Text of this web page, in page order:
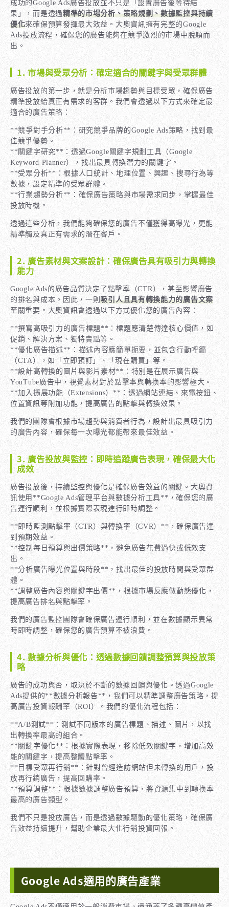
成功的Google Ads廣告投放並不只是「設置廣告後等待結
果」，而是透過精準的市場分析、策略規劃、數據監控與持續
優化來確保預算發揮最大效益。大奧資訊擁有完整的Google
Ads投放流程，確保您的廣告能夠在競爭激烈的市場中脫穎而
出。
1. 市場與受眾分析：確定適合的關鍵字與受眾群體
廣告投放的第一步，就是分析市場趨勢與目標受眾，確保廣告
精準投放給真正有需求的客群。我們會透過以下方式來確定最
適合的廣告策略：
**競爭對手分析**：研究競爭品牌的Google Ads策略，找到最
佳競爭優勢。
**關鍵字研究**：透過Google關鍵字規劃工具（Google
Keyword Planner），找出最具轉換潛力的關鍵字。
**受眾分析**：根據人口統計、地理位置、興趣、搜尋行為等
數據，設定精準的受眾群體。
**行業趨勢分析**：確保廣告策略與市場需求同步，掌握最佳
投放時機。
透過這些分析，我們能夠確保您的廣告不僅獲得高曝光，更能
精準觸及真正有需求的潛在客戶。
2. 廣告素材與文案設計：確保廣告具有吸引力與轉換
能力
Google Ads的廣告品質決定了點擊率（CTR），甚至影響廣告
的排名與成本。因此，一則吸引人且具有轉換能力的廣告文案
至關重要。大奧資訊會透過以下方式優化您的廣告內容：
**撰寫高吸引力的廣告標題**：標題應清楚傳達核心價值，如
促銷、解決方案、獨特賣點等。
**優化廣告描述**：描述內容應簡單扼要，並包含行動呼籲
（CTA），如「立即預訂」、「現在購買」等。
**設計高轉換的圖片與影片素材**：特別是在展示廣告與
YouTube廣告中，視覺素材對於點擊率與轉換率的影響極大。
**加入擴展功能（Extensions）**：透過網站連結、來電按鈕、
位置資訊等附加功能，提高廣告的點擊與轉換效果。
我們的團隊會根據市場趨勢與消費者行為，設計出最具吸引力
的廣告內容，確保每一次曝光都能帶來最佳效益。
3. 廣告投放與監控：即時追蹤廣告表現，確保最大化
成效
廣告投放後，持續監控與優化是確保廣告效益的關鍵。大奧資
訊使用**Google Ads管理平台與數據分析工具**，確保您的廣
告運行順利，並根據實際表現進行即時調整。
**即時監測點擊率（CTR）與轉換率（CVR）**，確保廣告達
到預期效益。
**控制每日預算與出價策略**，避免廣告花費過快或低效支
出。
**分析廣告曝光位置與時段**，找出最佳的投放時間與受眾群
體。
**調整廣告內容與關鍵字出價**，根據市場反應做動態優化，
提高廣告排名與點擊率。
我們的廣告監控團隊會確保廣告運行順利，並在數據顯示異常
時即時調整，確保您的廣告預算不被浪費。
4. 數據分析與優化：透過數據回饋調整預算與投放策
略
廣告的成功與否，取決於不斷的數據回饋與優化。透過Google
Ads提供的**數據分析報告**，我們可以精準調整廣告策略，提
高廣告投資報酬率（ROI）。我們的優化流程包括：
**A/B測試**：測試不同版本的廣告標題、描述、圖片，以找
出轉換率最高的組合。
**關鍵字優化**：根據實際表現，移除低效關鍵字，增加高效
能的關鍵字，提高整體點擊率。
**目標受眾再行銷**：針對曾經造訪網站但未轉換的用戶，投
放再行銷廣告，提高回購率。
**預算調整**：根據數據調整廣告預算，將資源集中到轉換率
最高的廣告類型。
我們不只是投放廣告，而是透過數據驅動的優化策略，確保廣
告效益持續提升，幫助企業最大化行銷投資回報。
Google Ads適用的廣告產業